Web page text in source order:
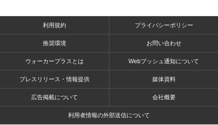
利用規約 プライバシーポリシー
推奨環境 お問い合わせ
ウォーカープラスとは Webプッシュ通知について
プレスリリース・情報提供 媒体資料
広告掲載について 会社概要
利用者情報の外部送信について